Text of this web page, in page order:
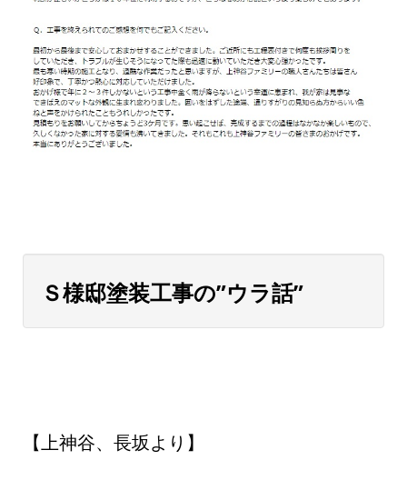
Ｓ様邸塗装工事の”ウラ話”
【上神谷、長坂より】